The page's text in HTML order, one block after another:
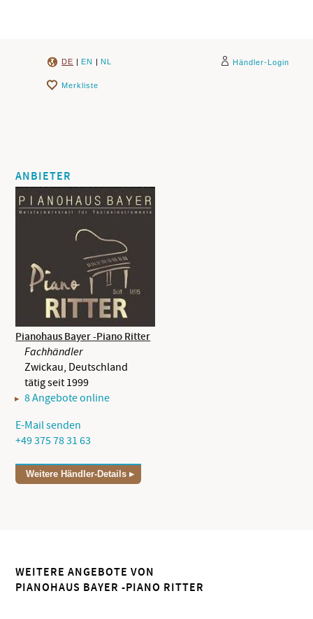
DE | EN | NL Händler-Login
Merkliste
ANBIETER
Pianohaus Bayer -Piano Ritter
Fachhändler
Zwickau, Deutschland
tätig seit 1999
8 Angebote online
E-Mail senden
+49 375 78 31 63
Weitere Händler-Details
WEITERE ANGEBOTE VON
PIANOHAUS BAYER -PIANO RITTER